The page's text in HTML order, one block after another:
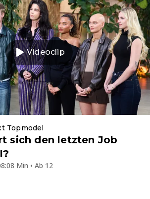
Videoclip
Topmodel
sich den letzten Job
Min • Ab 12